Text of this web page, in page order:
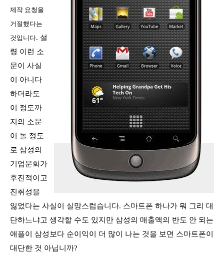
제작 요청을
거절했다는
것입니다. 설
령 이런 소
문이 사실
이 아니다
하더라도
이 정도까
지의 소문
이 돌 정도
로 삼성의
기업문화가
후진적이고
진취성을
잃었다는 사실이 실망스럽습니다. 스마트폰 하나가 뭐 그리 대
단하느냐고 생각할 수도 있지만 삼성의 매출액의 반도 안 되는
애플이 삼성보다 순이익이 더 많이 나는 것을 보면 스마트폰이
대단한 것 아닙니까?